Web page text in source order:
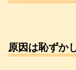
原因は恥ずか